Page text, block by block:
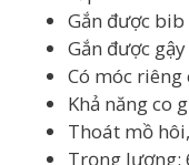
Gắn được
Gắn được
Có móc
Khả năng co
Thoát mồ
Trọng lượng: